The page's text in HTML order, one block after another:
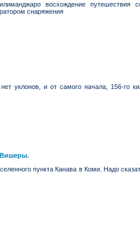
восхождение путешествия
снаряжения
уклонов, и от самого начала, 156-го
Вишеры.
пункта Канава в Коми. Надо